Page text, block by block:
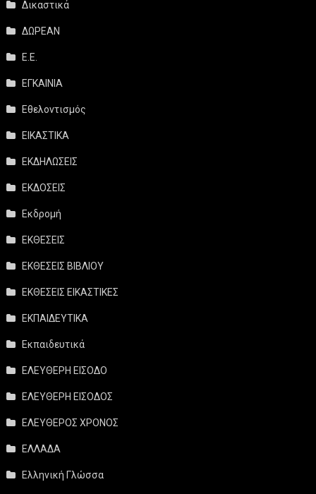
Δικαστικά
ΔΩΡΕΑΝ
Ε.Ε.
ΕΓΚΑΙΝΙΑ
Εθελοντισμός
ΕΙΚΑΣΤΙΚΑ
ΕΚΔΗΛΩΣΕΙΣ
ΕΚΔΟΣΕΙΣ
Εκδρομή
ΕΚΘΕΣΕΙΣ
ΕΚΘΕΣΕΙΣ ΒΙΒΛΙΟΥ
ΕΚΘΕΣΕΙΣ ΕΙΚΑΣΤΙΚΕΣ
ΕΚΠΑΙΔΕΥΤΙΚΑ
Εκπαιδευτικά
ΕΛΕΥΘΕΡΗ ΕΙΣΟΔΟ
ΕΛΕΥΘΕΡΗ ΕΙΣΟΔΟΣ
ΕΛΕΥΘΕΡΟΣ ΧΡΟΝΟΣ
ΕΛΛΑΔΑ
Ελληνική Γλώσσα